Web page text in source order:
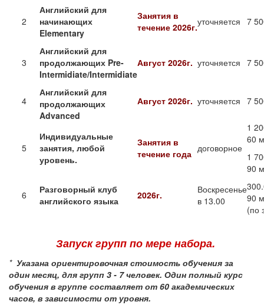
2
Английский для
начинающих
Elementary
Занятия в
течение 2026г.уточняется 7
3
Английский для
продолжающих Pre-
Intermidiate/Intermidiate
Август 2026г. уточняется 7
4
Английский для
продолжающих
Advanced
Август 2026г. уточняется 7
5
Индивидуальные
занятия, любой
уровень.
Занятия в
течение года договорное
1
60
1
90
6
Разговорный клуб
английского языка
2026г.
Воскресенье
в 13.00
90
(по
Запуск групп по мере набора.
* Указана ориентировочная стоимость обучения за
один месяц, для групп 3 - 7 человек. Один полный курс
обучения в группе составляет от 60 академических
часов, в зависимости от уровня.